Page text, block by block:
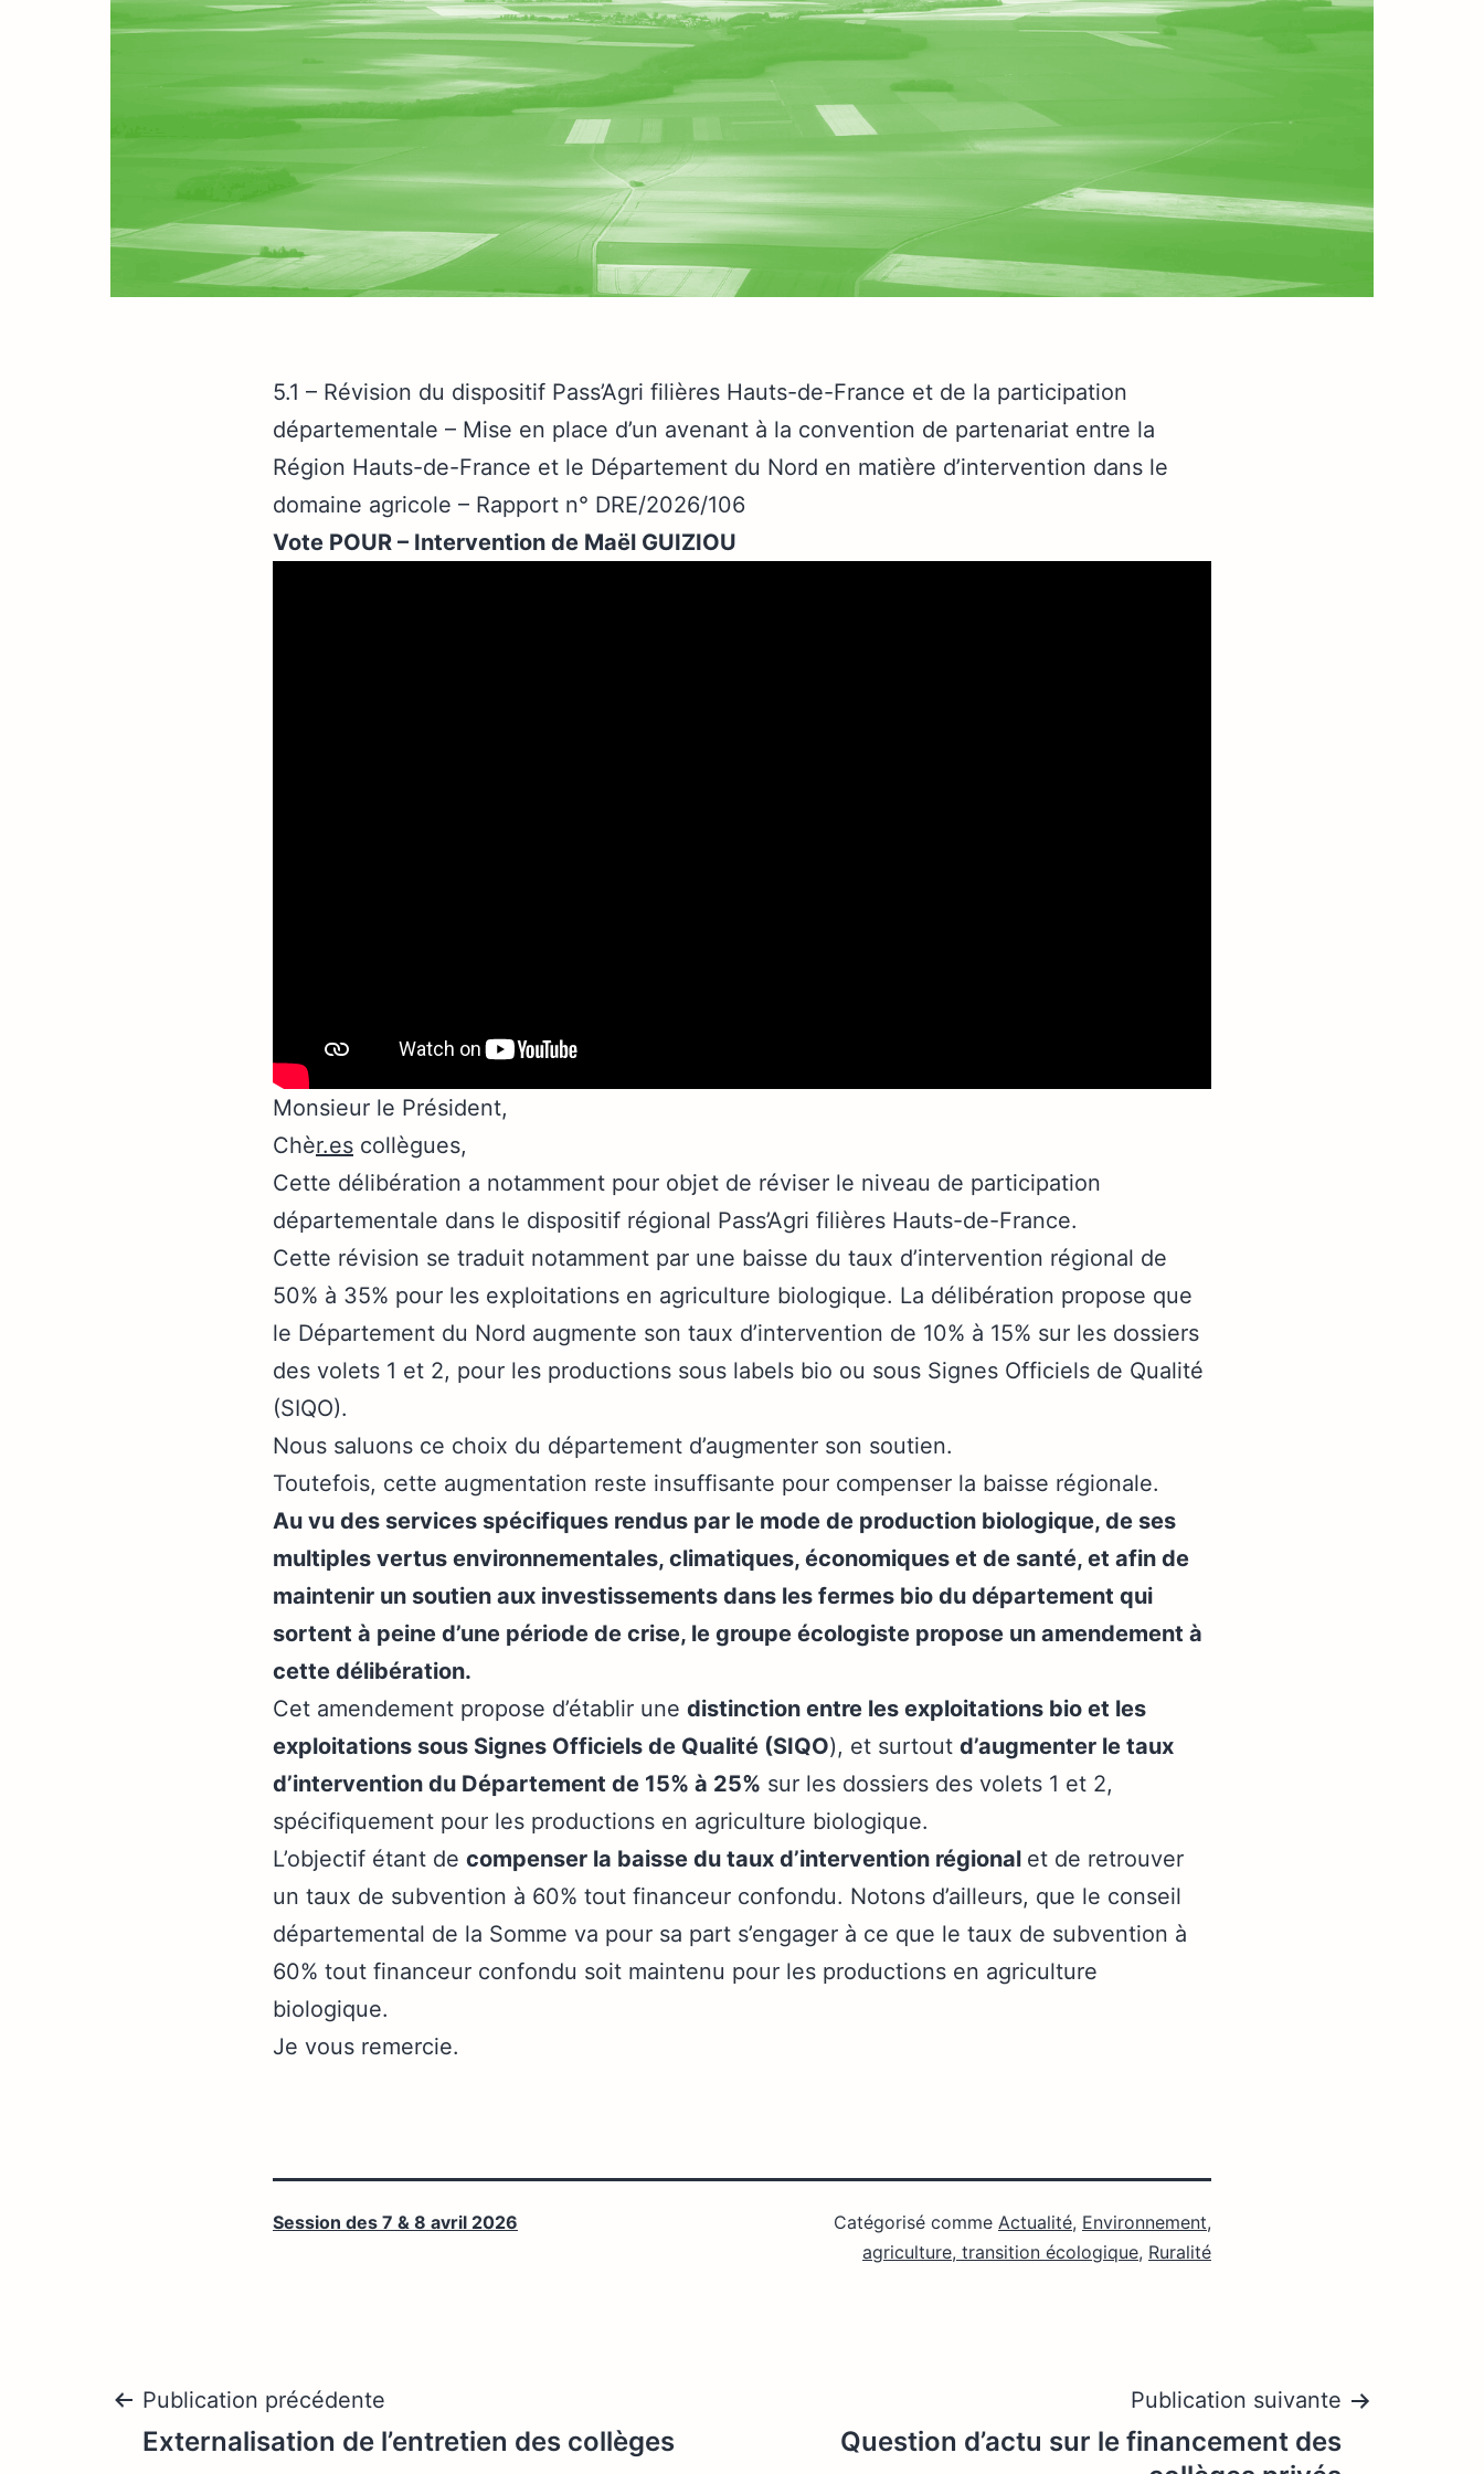
5.1 – Révision du dispositif Pass’Agri filières Hauts-de-France et de la participation
départementale – Mise en place d’un avenant à la convention de partenariat entre la
Région Hauts-de-France et le Département du Nord en matière d’intervention dans le
domaine agricole – Rapport n° DRE/2026/106
Vote POUR – Intervention de Maël GUIZIOU
Monsieur le Président,
Chèr.es collègues,
Cette délibération a notamment pour objet de réviser le niveau de participation
départementale dans le dispositif régional Pass’Agri filières Hauts-de-France.
Cette révision se traduit notamment par une baisse du taux d’intervention régional de
50% à 35% pour les exploitations en agriculture biologique. La délibération propose que
le Département du Nord augmente son taux d’intervention de 10% à 15% sur les dossiers
des volets 1 et 2, pour les productions sous labels bio ou sous Signes Officiels de Qualité
(SIQO).
Nous saluons ce choix du département d’augmenter son soutien.
Toutefois, cette augmentation reste insuffisante pour compenser la baisse régionale.
Au vu des services spécifiques rendus par le mode de production biologique, de ses
multiples vertus environnementales, climatiques, économiques et de santé, et afin de
maintenir un soutien aux investissements dans les fermes bio du département qui
sortent à peine d’une période de crise, le groupe écologiste propose un amendement à
cette délibération.
Cet amendement propose d’établir une distinction entre les exploitations bio et les
exploitations sous Signes Officiels de Qualité (SIQO), et surtout d’augmenter le taux
d’intervention du Département de 15% à 25% sur les dossiers des volets 1 et 2,
spécifiquement pour les productions en agriculture biologique.
L’objectif étant de compenser la baisse du taux d’intervention régional et de retrouver
un taux de subvention à 60% tout financeur confondu. Notons d’ailleurs, que le conseil
départemental de la Somme va pour sa part s’engager à ce que le taux de subvention à
60% tout financeur confondu soit maintenu pour les productions en agriculture
biologique.
Je vous remercie.
Session des 7 & 8 avril 2026 Catégorisé comme Actualité, Environnement,
agriculture, transition écologique, Ruralité
Navigation
Publication précédente
Externalisation de l’entretien des collèges
Publication suivante
Question d’actu sur le financement des